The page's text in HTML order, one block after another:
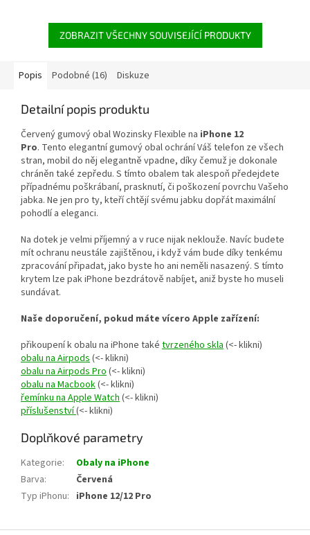
ZOBRAZIT VŠECHNY SOUVISEJÍCÍ PRODUKTY
Popis Podobné (16) Diskuze
Detailní popis produktu
Červený gumový obal Wozinsky Flexible na iPhone 12
Pro. Tento elegantní gumový obal ochrání Váš telefon ze všech
stran, mobil do něj elegantně vpadne, díky čemuž je dokonale
chráněn také zepředu. S tímto obalem tak alespoň předejdete
případnému poškrábaní, prasknutí, či poškozenípovrchu Vašeho
jabka. Ne jen pro ty, kteří chtějí svému jabku dopřát maximální
pohodlí a eleganci.
Na dotek je velmi příjemný a v ruce nijak neklouže. Navíc budete
mít ochranu neustále zajištěnou, i když vám bude díky tenkému
zpracování připadat, jako byste ho ani neměli nasazený. S tímto
krytem lze pak iPhone bezdrátově nabíjet, aniž byste ho museli
sundávat.
Naše doporučení, pokud máte vícero Apple zařízení:
přikoupení k obalu na iPhone také tvrzeného skla(<- klikni)
obalu na Airpods(<- klikni)
obalu na Airpods Pro(<- klikni)
obalu na Macbook(<- klikni)
řemínku na Apple Watch(<- klikni)
příslušenství(<- klikni)
Doplňkové parametry
Kategorie:
Obaly na iPhone
Barva:
Červená
Typ iPhonu: iPhone 12/12 Pro